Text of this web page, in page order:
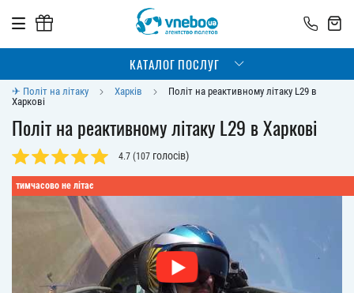
КАТАЛОГ ПОСЛУГ
✈ Політ на літаку Харків
Політ на реактивному літаку L29 в
Харкові
Політ на реактивному літаку L29 в Харкові
4.7 (107 голосів)
тимчасово не літає